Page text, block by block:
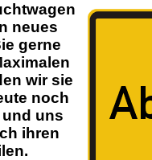
neues
gerne
wir sie
noch
uns
ihren